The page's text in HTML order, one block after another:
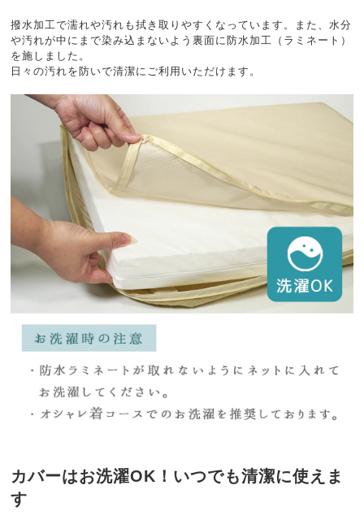
撥水加工で濡れや汚れも拭き取りやすくなっています。また、水分
や汚れが中にまで染み込まないよう裏面に防水加工（ラミネート）
を施しました。
日々の汚れを防いで清潔にご利用いただけます。
カバーはお洗濯OK！いつでも清潔に使えま
す